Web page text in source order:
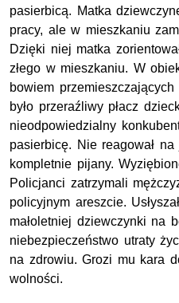
pasierbicą. Matka
pracy, ale w mieszkaniu
Dzięki niej matka
złego w mieszkaniu. W
bowiem
było przeraźliwy płacz
nieodpowiedzialny
pasierbicę. Nie reagował na
kompletnie pijany.
Policjanci zatrzymali
policyjnym areszcie.
małoletniej dziewczynki na
niebezpieczeństwo utraty
na zdrowiu. Grozi mu kara
wolności.